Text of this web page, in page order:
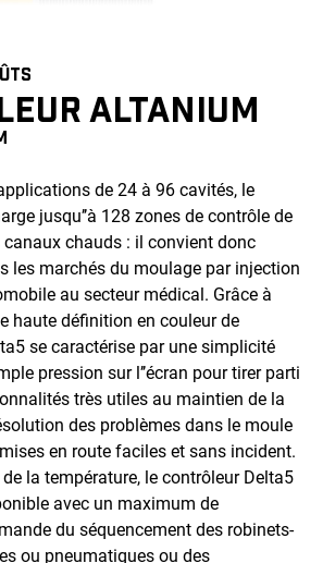
ALTANIUM
de 24 à 96 cavités, le
jusqu’’à 128 zones de contrôle de
canaux chauds : il convient donc
les marchés du moulage par injection
au secteur médical. Grâce à
haute définition en couleur de
se caractérise par une simplicité
pression sur l’’écran pour tirer parti
très utiles au maintien de la
des problèmes dans le moule
en route faciles et sans incident.
la température, le contrôleur Delta5
avec un maximum de
du séquencement des robinets-
ou pneumatiques ou des